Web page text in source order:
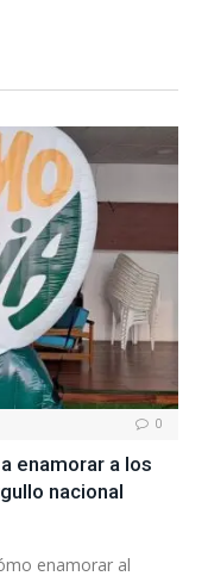
0
enamorar a los
nacional
enamorar al